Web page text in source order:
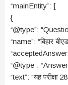
“mainEntity”: [
{
“@type”:
“name”: “बिहार
“@type”:
“text”: “यह परीक्षा